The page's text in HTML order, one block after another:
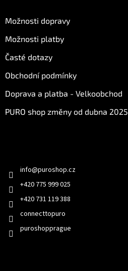
Možnosti dopravy
Možnosti platby
Časté dotazy
Obchodní podmínky
Doprava a platba - Velkoobchod
PURO shop změny od dubna 2025
info@puroshop.cz
+420 775 999 025
+420 731 119 388
connecttopuro
puroshopprague